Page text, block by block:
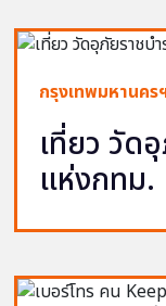
กรุงเทพมหานคร
เที่ยว วัด
แห่งกทม.